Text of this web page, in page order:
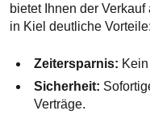
bietet Ihnen der
in Kiel deutliche Vorteile:
Zeitersparnis:
Sicherheit:
Verträge.